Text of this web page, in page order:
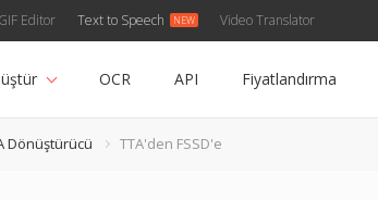
GIF Editor Text to Speech Video Translator
OCR API Fiyatlandırma
Dönüştürücü TTA'den FSSD'e